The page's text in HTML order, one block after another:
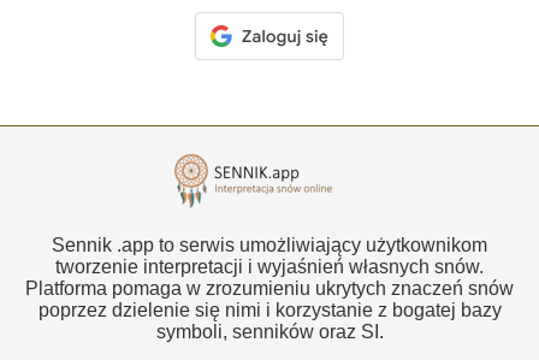
Sennik .app to serwis umożliwiający użytkownikom
tworzenie interpretacji i wyjaśnień własnych snów.
Platforma pomaga w zrozumieniu ukrytych znaczeń snów
poprzez dzielenie się nimi i korzystanie z bogatej bazy
symboli, senników oraz SI.